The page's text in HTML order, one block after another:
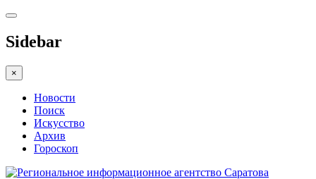
Sidebar
×
Новости
Поиск
Искусство
Архив
Гороскоп